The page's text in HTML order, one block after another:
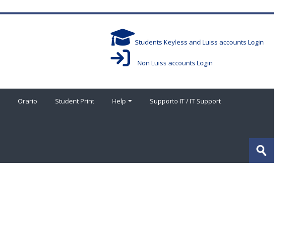
Students Keyless and Luiss accounts Login
Non Luiss accounts Login
Orario Student Print Help Supporto IT / IT Support
Enviar